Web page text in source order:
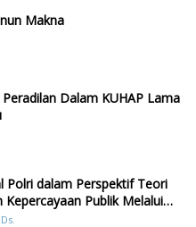
Makna
Dalam KUHAP Lama
Polri dalam Perspektif Teori
Kepercayaan Publik Melalui
Bencana di